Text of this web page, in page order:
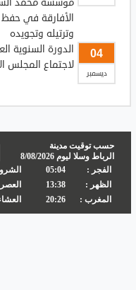
الأفارقة في حفظ
وترتيله وتجويده
04
ديسمبر
الدورة السنوية
لاجتماع المجلس